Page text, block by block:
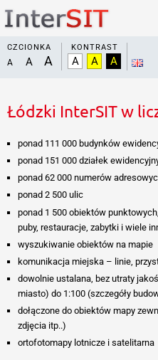
CZCIONKA KONTRAST
Mapy
Aplikacja OBLIVIEW łączy w
nalotów fotogrametrycznych
Łódzki InterSIT w
ponad 111 000 budynków
ponad 151 000 działek
ponad 62 000 numerów
ponad 2 500 ulic
ponad 1 500 obiektów
puby, restauracje, zabytki i wiele
wyszukiwanie obiektów na mapie
komunikacja miejska – linie,
dowolnie ustalana, bez utraty
miasto) do 1:100 (szczegóły
dołączone do obiektów mapy
zdjęcia itp..)
ortofotomapy lotnicze i satelitarna